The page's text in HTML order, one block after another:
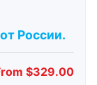
России.
$329.00